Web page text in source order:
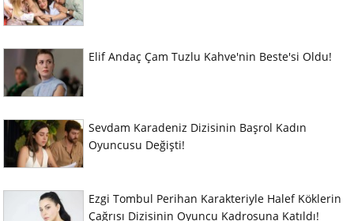
Elif Andaç Çam Tuzlu Kahve'nin Beste'si Oldu!
Sevdam Karadeniz Dizisinin Başrol Kadın
Oyuncusu Değişti!
Ezgi Tombul Perihan Karakteriyle Halef Köklerin
Çağrısı Dizisinin Oyuncu Kadrosuna Katıldı!